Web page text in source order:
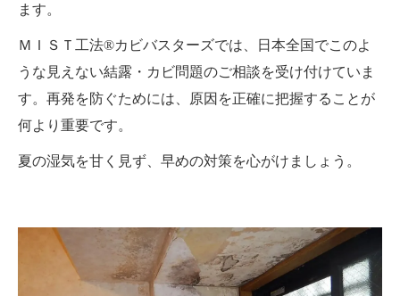
ます。
ＭＩＳＴ工法®カビバスターズでは、日本全国でこのよ
うな見えない結露・カビ問題のご相談を受け付けていま
す。再発を防ぐためには、原因を正確に把握することが
何より重要です。
夏の湿気を甘く見ず、早めの対策を心がけましょう。